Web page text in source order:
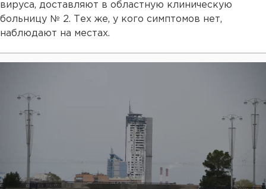
вируса, доставляют в областную клиническую
больницу № 2. Тех же, у кого симптомов нет,
наблюдают на местах.